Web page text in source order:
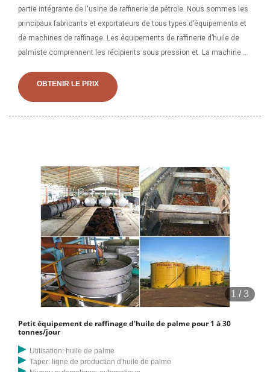
partie intégrante de l'usine de raffinerie de pétrole. Nous sommes les
principaux fabricants et exportateurs de tous types d’équipements et
de machines de raffinage. Les équipements de raffinerie d’huile de
palmiste comprennent les récipients sous pression et. La machine de
palme provenant de l'atelier d'extraction d'huile de palme. Machine de
raffinage d’huile de palme brute adaptée aux usines de moulin à huile
OBTENIR LE PRIX
1 /3
Petit équipement de raffinage d'huile de palme pour 1 à 30
tonnes/jour
Utilisation: huile de palme
Taper: ligne de production d'huile de palme